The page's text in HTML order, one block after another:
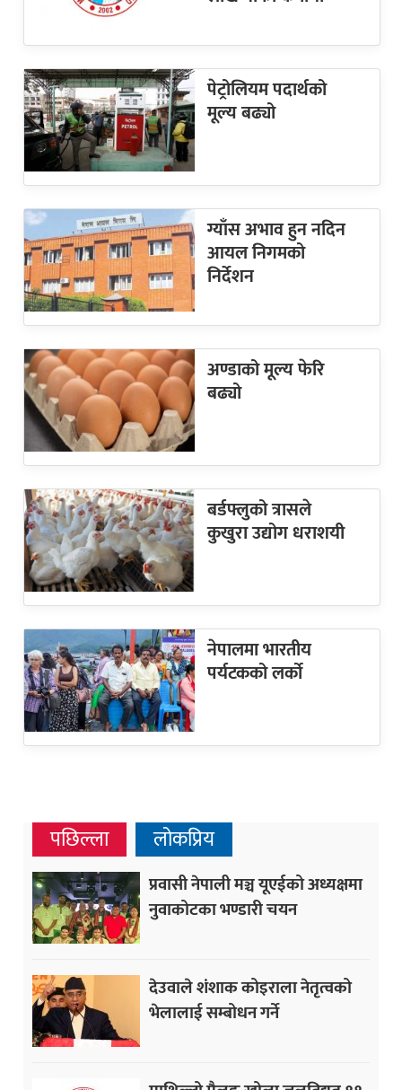
पेट्रोलियम पदार्थको
मूल्य बढ्यो
ग्याँस अभाव हुन नदिन
आयल निगमको
निर्देशन
अण्डाको मूल्य फेरि
बढ्यो
बर्डफ्लुको त्रासले
कुखुरा उद्योग धराशयी
नेपालमा भारतीय
पर्यटकको लर्को
पछिल्ला लोकप्रिय
प्रवासी नेपाली मञ्च यूएईको अध्यक्षमा
नुवाकोटका भण्डारी चयन
देउवाले शंशाक कोइराला नेतृत्वको
भेलालाई सम्बोधन गर्ने